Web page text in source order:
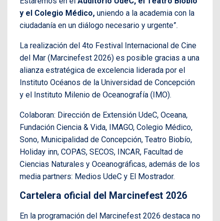
y el Colegio Médico, uniendo a la academia con la
ciudadanía en un diálogo necesario y urgente”.
La realización del 4to Festival Internacional de Cine
del Mar (Marcinefest 2026) es posible gracias a una
alianza estratégica de excelencia liderada por el
Instituto Océanos de la Universidad de Concepción
y el Instituto Milenio de Oceanografía (IMO).
Colaboran: Dirección de Extensión UdeC, Oceana,
Fundación Ciencia & Vida, IMAGO, Colegio Médico,
Sono, Municipalidad de Concepción, Teatro Biobío,
Holiday inn, COPAS, SECOS, INCAR, Facultad de
Ciencias Naturales y Oceanográficas, además de los
media partners: Medios UdeC y El Mostrador.
Cartelera oficial del Marcinefest 2026
En la programación del Marcinefest 2026 destaca no